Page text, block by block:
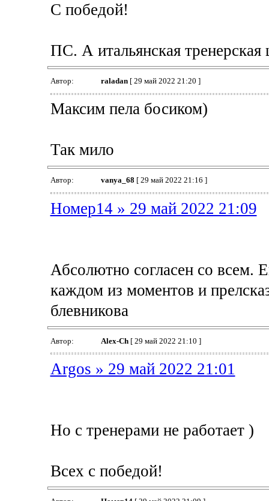
С победой!
ПС. А итальянская
Автор: raladan[ 29 май 2022 21:20 ]
Максим пела босиком)
Так мило
Автор: vanya_68 [ 29 май 2022 21:16 ]
Номер14 » 29 май 2022 21:09
Абсолютно согласен со всем.
каждом из моментов и
блевникова
Автор: Alex-Ch[ 29 май 2022 21:10 ]
Argos » 29 май 2022 21:01
Но с тренерами не работает )
Всех с победой!